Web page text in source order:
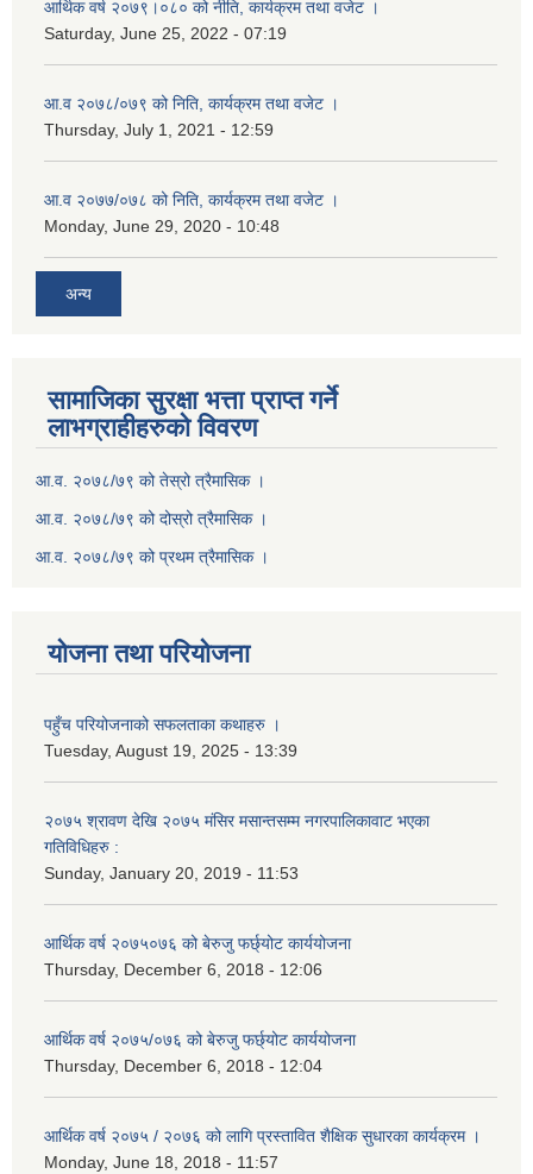
आर्थिक वर्ष २०७९।०८० को नीति, कार्यक्रम तथा वजेट ।
Saturday, June 25, 2022 - 07:19
आ.व २०७८/०७९ को निति, कार्यक्रम तथा वजेट ।
Thursday, July 1, 2021 - 12:59
आ.व २०७७/०७८ को निति, कार्यक्रम तथा वजेट ।
Monday, June 29, 2020 - 10:48
अन्य
सामाजिका सुरक्षा भत्ता प्राप्त गर्ने
लाभग्राहीहरुको विवरण
आ.व. २०७८/७९ को तेस्रो त्रैमासिक ।
आ.व. २०७८/७९ को दोस्रो त्रैमासिक ।
आ.व. २०७८/७९ को प्रथम त्रैमासिक ।
योजना तथा परियोजना
पहुँच परियोजनाको सफलताका कथाहरु ।
Tuesday, August 19, 2025 - 13:39
२०७५ श्रावण देखि २०७५ मंसिर मसान्तसम्म नगरपालिकावाट भएका
गतिविधिहरु :
Sunday, January 20, 2019 - 11:53
आर्थिक वर्ष २०७५०७६ को बेरुजु फर्छ्योट कार्ययोजना
Thursday, December 6, 2018 - 12:06
आर्थिक वर्ष २०७५/०७६ को बेरुजु फर्छ्योट कार्ययोजना
Thursday, December 6, 2018 - 12:04
आर्थिक वर्ष २०७५ / २०७६ को लागि प्रस्तावित शैक्षिक सुधारका कार्यक्रम ।
Monday, June 18, 2018 - 11:57